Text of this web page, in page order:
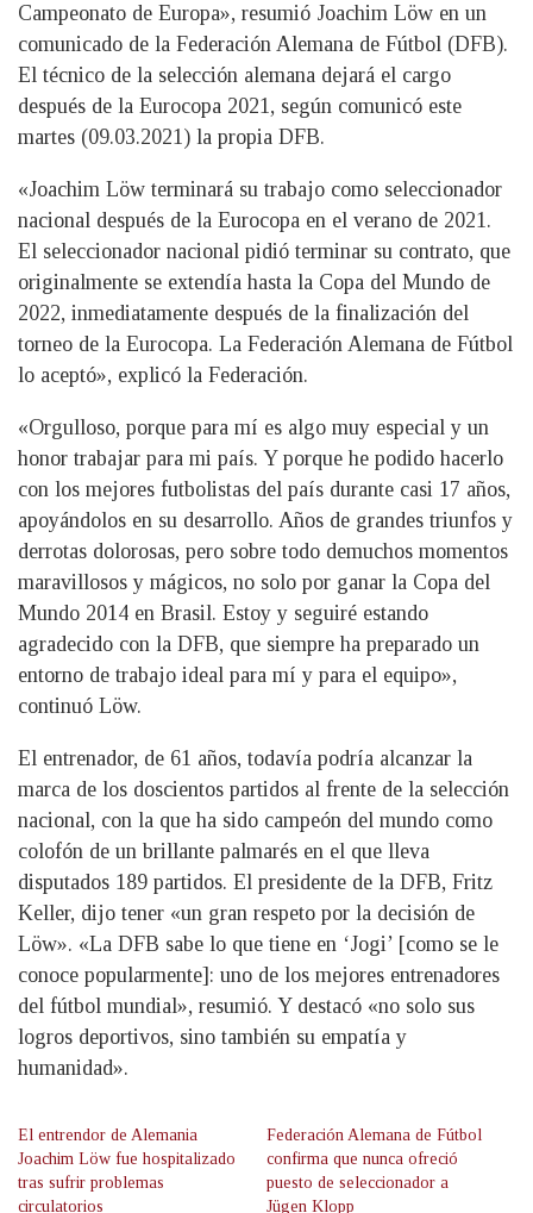
Campeonato de Europa», resumió Joachim Löw en un
comunicado de la Federación Alemana de Fútbol (DFB).
El técnico de la selección alemana dejará el cargo
después de la Eurocopa 2021, según comunicó este
martes (09.03.2021) la propia DFB.
«Joachim Löw terminará su trabajo como seleccionador
nacional después de la Eurocopa en el verano de 2021.
El seleccionador nacional pidió terminar su contrato, que
originalmente se extendía hasta la Copa del Mundo de
2022, inmediatamente después de la finalización del
torneo de la Eurocopa. La Federación Alemana de Fútbol
lo aceptó», explicó la Federación.
«Orgulloso, porque para mí es algo muy especial y un
honor trabajar para mi país. Y porque he podido hacerlo
con los mejores futbolistas del país durante casi 17 años,
apoyándolos en su desarrollo. Años de grandes triunfos y
derrotas dolorosas, pero sobre todo demuchos momentos
maravillosos y mágicos, no solo por ganar la Copa del
Mundo 2014 en Brasil. Estoy y seguiré estando
agradecido con la DFB, que siempre ha preparado un
entorno de trabajo ideal para mí y para el equipo»,
continuó Löw.
El entrenador, de 61 años, todavía podría alcanzar la
marca de los doscientos partidos al frente de la selección
nacional, con la que ha sido campeón del mundo como
colofón de un brillante palmarés en el que lleva
disputados 189 partidos. El presidente de la DFB, Fritz
Keller, dijo tener «un gran respeto por la decisión de
Löw». «La DFB sabe lo que tiene en ‘Jogi’ [como se le
conoce popularmente]: uno de los mejores entrenadores
del fútbol mundial», resumió. Y destacó «no solo sus
logros deportivos, sino también su empatía y
humanidad».
El entrendor de Alemania
Joachim Löw fue hospitalizado
tras sufrir problemas
circulatorios
Federación Alemana de Fútbol
confirma que nunca ofreció
puesto de seleccionador a
Jügen Klopp